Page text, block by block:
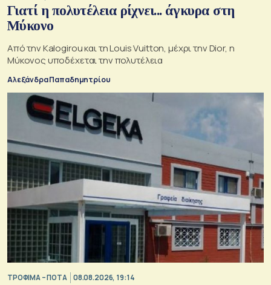
Γιατί η πολυτέλεια ρίχνει... άγκυρα στη
Μύκονο
Από την Kalogirou και τη Louis Vuitton, μέχρι την Dior, η
Μύκονος υποδέχεται την πολυτέλεια
Αλεξάνδρα Παπαδημητρίου
ΤΡΟΦΙΜΑ – ΠΟΤΑ 08.08.2026, 19:14